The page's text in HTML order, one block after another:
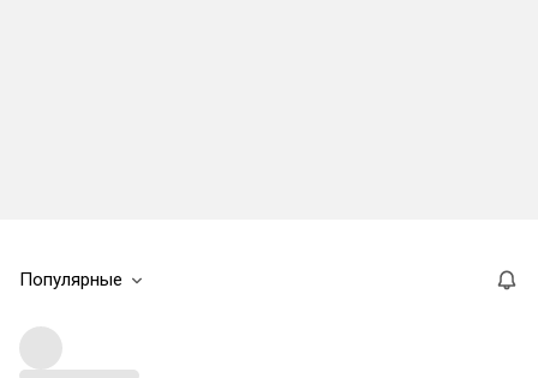
Популярные